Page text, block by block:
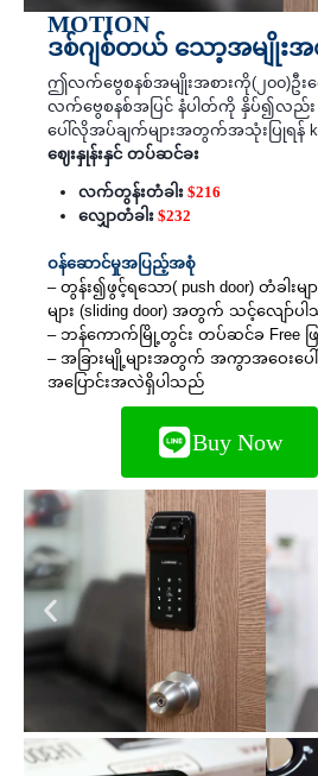
MOTION
ဒစ်ဂျစ်တယ် သော့အမျိုးအ
ဤလက်ဗွေစနစ်အမျိုးအစားကို(၂၀၀)ဦ
လက်ဗွေစနစ်အပြင် နံပါတ်ကို နှိပ်၍လည်
ပေါ်လိုအပ်ချက်များအတွက်အသုံးပြုရန်
ဈေးနှုန်းနှင် တပ်ဆင်ခး
လက်တွန်းတံခါး $216
လျှောတံခါး $232
ဝန်ဆောင်မှုအပြည့်အစုံ
– တွန်း၍ဖွင့်ရသော( push door) တံခါး
များ (sliding door) အတွက် သင့်လျော်ပ
– ဘန်ကောက်မြို့တွင်း တပ်ဆင်ခ Free ဖ
– အခြားမျို့များအတွက် အကွာအဝေး
အပြောင်းအလဲရှိပါသည်
Buy Now